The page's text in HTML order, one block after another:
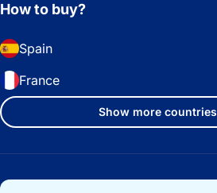
How to buy?
Spain
France
Show more countries
Important links